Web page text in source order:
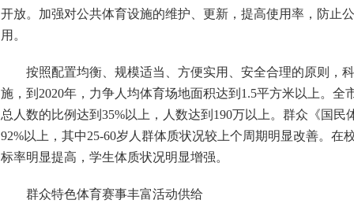
开放。加强对公共体育设施的维护、更新，提高使用率，防止
用。
按照配置均衡、规模适当、方便实用、安全合理的原则，
施，到2020年，力争人均体育场地面积达到1.5平方米以上。全
总人数的比例达到35%以上，人数达到190万以上。群众《国民
92%以上，其中25-60岁人群体质状况较上个周期明显改善。在
标率明显提高，学生体质状况明显增强。
群众特色体育赛事丰富活动供给